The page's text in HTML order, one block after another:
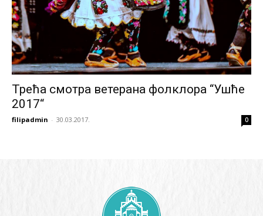
Трећа смотра ветерана фолклора “Ушће
2017“
filipadmin - 30.03.2017. 0